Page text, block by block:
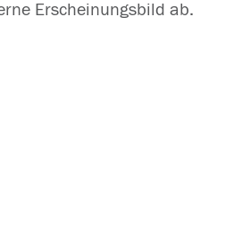
Erscheinungsbild ab.